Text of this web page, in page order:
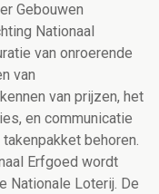
Gebouwen
Nationaal
van onroerende
van
van prijzen, het
en communicatie
behoren.
Erfgoed wordt
Nationale Loterij. De